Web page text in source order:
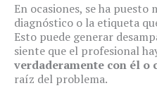
En ocasiones, se ha puesto
diagnóstico o la etiqueta
Esto puede generar
siente que el profesional
verdaderamente con él o
raíz del problema.